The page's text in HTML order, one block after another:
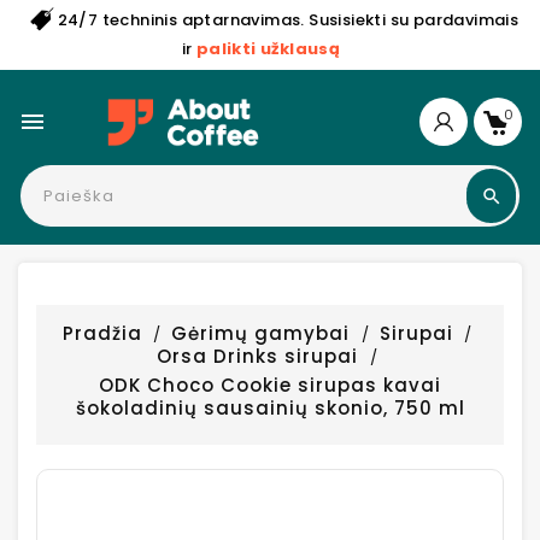
24/7 techninis aptarnavimas. Susisiekti su pardavimais
ir palikti užklausą
 0
Pradžia Gėrimų gamybai
Sirupai
Orsa Drinks sirupai
ODK Choco Cookie sirupas kavai
šokoladinių sausainių skonio, 750 ml